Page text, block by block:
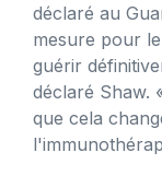
déclaré au
mesure pour
guérir
déclaré Shaw.
que cela